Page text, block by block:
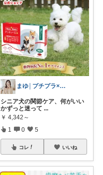
まゆ│プチプラ×ご褒美スイーツ
シニア犬の関節ケア、何がいい
かずっと迷って ...
￥ 4,342～
1 0 5
コレ いいね